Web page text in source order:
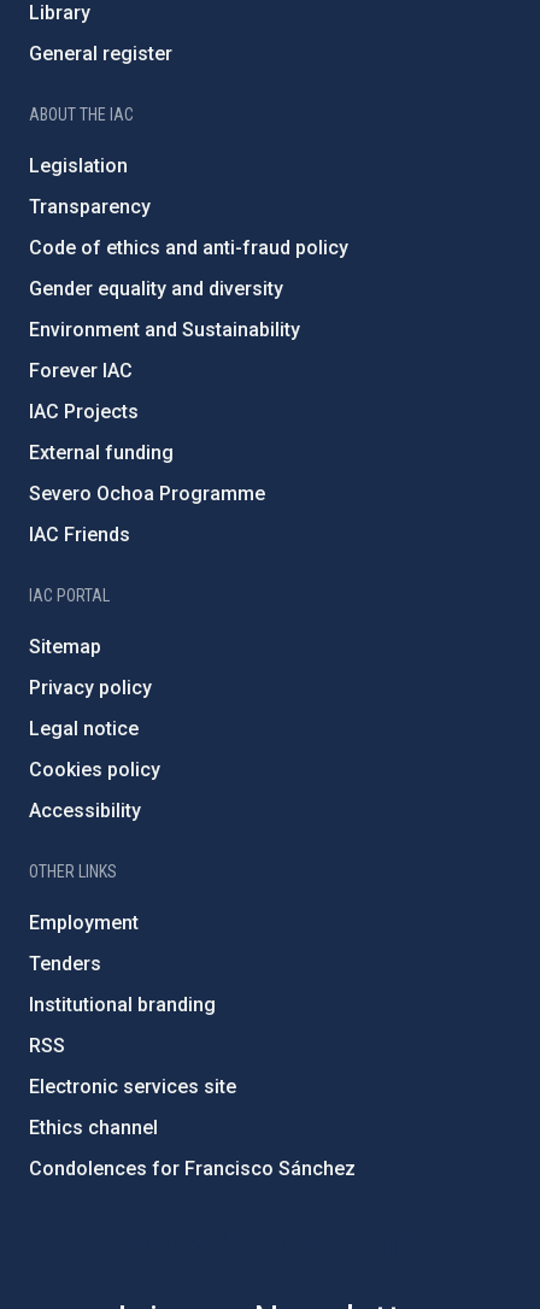
Library
General register
ABOUT THE IAC
Legislation
Transparency
Code of ethics and anti-fraud policy
Gender equality and diversity
Environment and Sustainability
Forever IAC
IAC Projects
External funding
Severo Ochoa Programme
IAC Friends
IAC PORTAL
Sitemap
Privacy policy
Legal notice
Cookies policy
Accessibility
OTHER LINKS
Employment
Tenders
Institutional branding
RSS
Electronic services site
Ethics channel
Condolences for Francisco Sánchez